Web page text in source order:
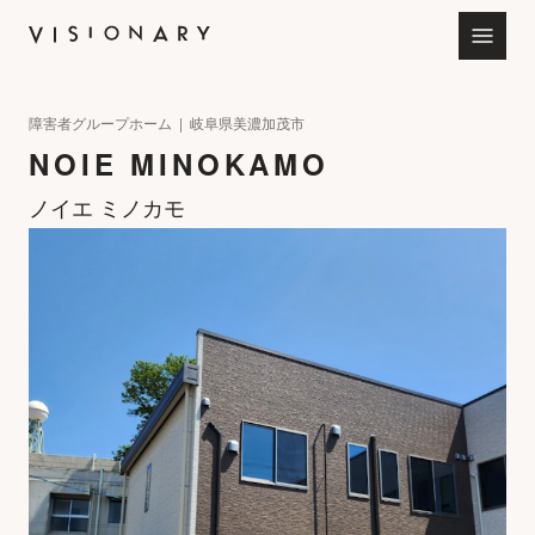
会社情報
お知らせ
ビジョナリー採用サイト
7SeaS特設サイト
障害者グループホーム | 岐阜県美濃加茂市
NOIE MINOKAMO
ノイエ ミノカモ